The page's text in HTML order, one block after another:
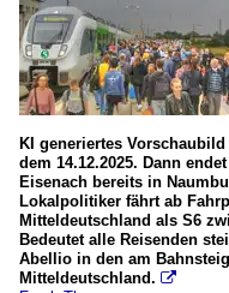
2. Hochbahn (KBS 551)
Bahntechnische
Brücken und
KI generiertes
dem 14.12.2025. Dann
Eisenach bereits in
Lokalpolitiker fährt ab
Mitteldeutschland als S6
Bedeutet alle Reisenden
Abellio in den am
Mitteldeutschland. 